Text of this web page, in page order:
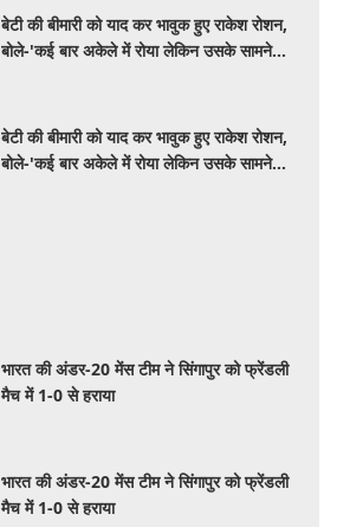
बेटी की बीमारी को याद कर भावुक हुए राकेश रोशन,
बोले-'कई बार अकेले में रोया लेकिन उसके सामने
बेटी की बीमारी को याद कर भावुक हुए राकेश रोशन,
बोले-'कई बार अकेले में रोया लेकिन उसके सामने
भारत की अंडर-20 मेंस टीम ने सिंगापुर को फ्रेंडली
मैच में 1-0 से हराया
भारत की अंडर-20 मेंस टीम ने सिंगापुर को फ्रेंडली
मैच में 1-0 से हराया